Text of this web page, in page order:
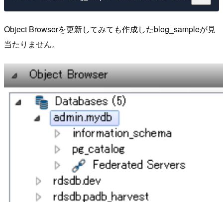
Object Browserを更新してみても作成したblog_sampleが見
当たりません。